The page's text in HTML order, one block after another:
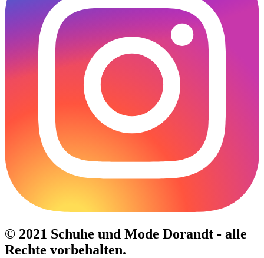
© 2021 Schuhe und Mode Dorandt - alle
Rechte vorbehalten.